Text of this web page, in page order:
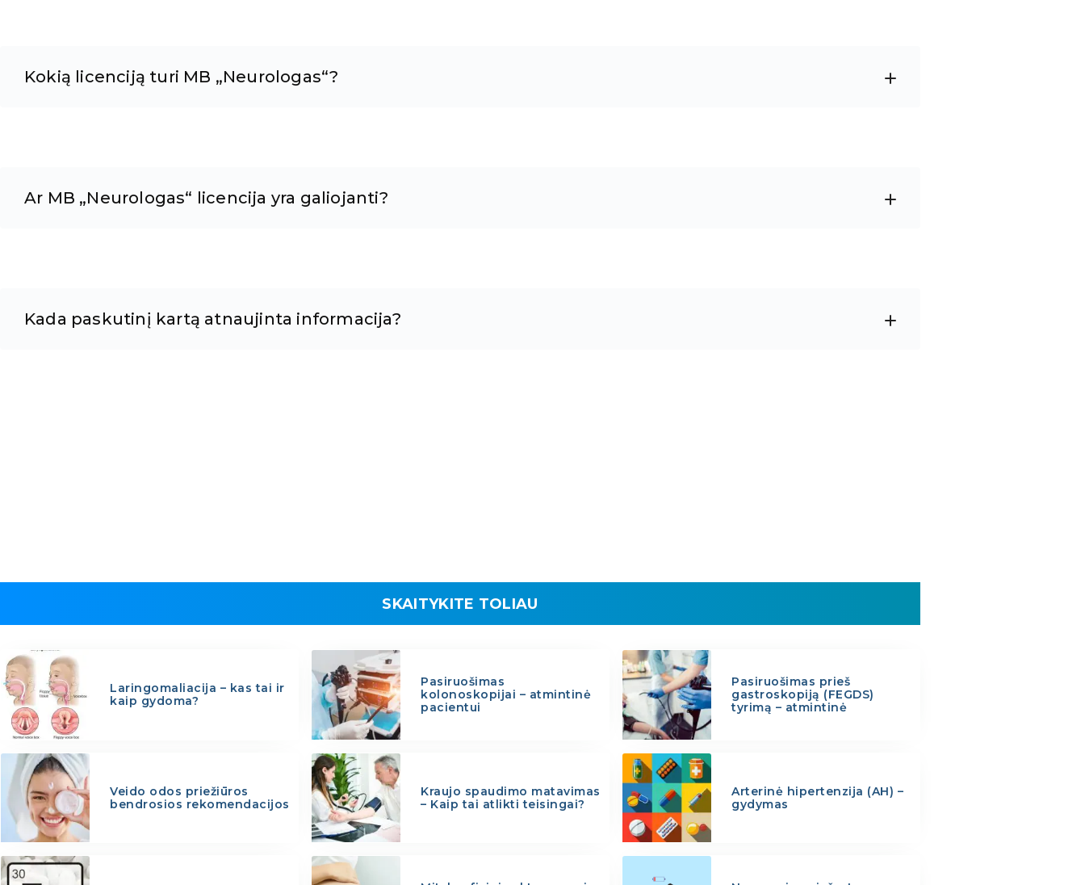
Kokią licenciją turi MB „Neurologas“?
Ar MB „Neurologas“ licencija yra galiojanti?
Kada paskutinį kartą atnaujinta informacija?
SKAITYKITE TOLIAU
Laringomaliacija – kas tai ir
kaip gydoma?
Pasiruošimas
kolonoskopijai – atmintinė
pacientui
Pasiruošimas prieš
gastroskopiją (FEGDS)
tyrimą – atmintinė
Veido odos priežiūros
bendrosios rekomendacijos
Kraujo spaudimo matavimas
– Kaip tai atlikti teisingai?
Arterinė hipertenzija (AH) –
gydymas